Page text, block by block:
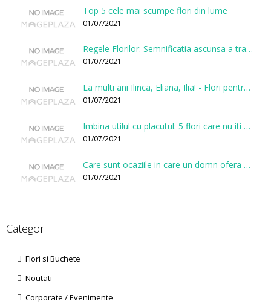
Top 5 cele mai scumpe flori din lume
01/07/2021
Regele Florilor: Semnificatia ascunsa a trandafirului
01/07/2021
La multi ani Ilinca, Eliana, Ilia! - Flori pentru doamnele sarbatorite de Sfantul Ilie
01/07/2021
Imbina utilul cu placutul: 5 flori care nu iti vor face gaura in buget
01/07/2021
Care sunt ocaziile in care un domn ofera flori?
01/07/2021
Categorii
Flori si Buchete
Noutati
Corporate / Evenimente